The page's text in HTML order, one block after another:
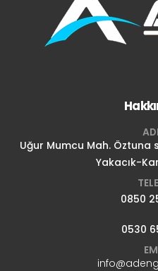
Uğur Mumcu Mah. Öztuna
Yakacık-
0850
0530